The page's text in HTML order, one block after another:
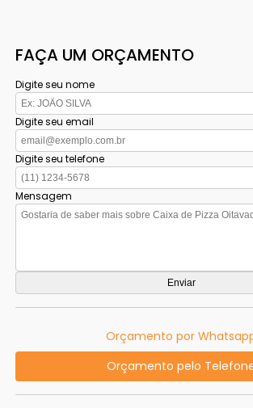
FAÇA UM ORÇAMENTO
Digite seu nome
Digite seu email
Digite seu telefone
Mensagem
Orçamento por
Orçamento pelo